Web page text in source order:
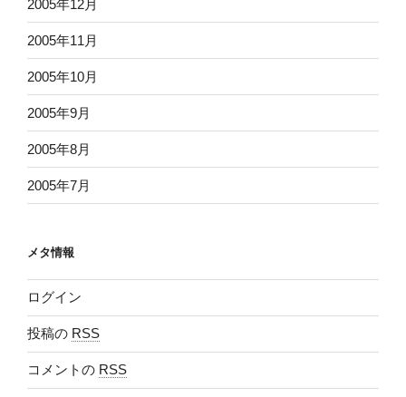
2005年12月
2005年11月
2005年10月
2005年9月
2005年8月
2005年7月
メタ情報
ログイン
投稿の RSS
コメントの RSS